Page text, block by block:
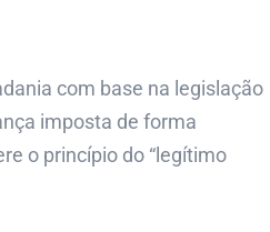
com base na legislação
imposta de forma
o princípio do “legítimo